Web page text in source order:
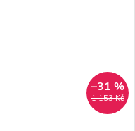
1 153 Kč
–31 %